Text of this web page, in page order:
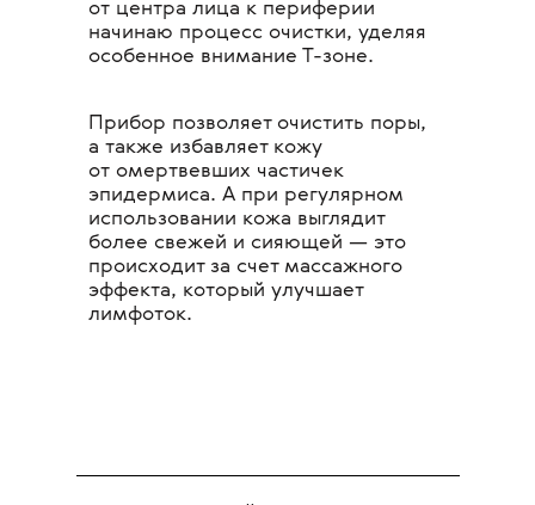
от центра лица к периферии
начинаю процесс очистки, уделяя
особенное внимание Т-зоне.
Прибор позволяет очистить поры,
а также избавляет кожу
от омертвевших частичек
эпидермиса. А при регулярном
использовании кожа выглядит
более свежей и сияющей — это
происходит за счет массажного
эффекта, который улучшает
лимфоток.